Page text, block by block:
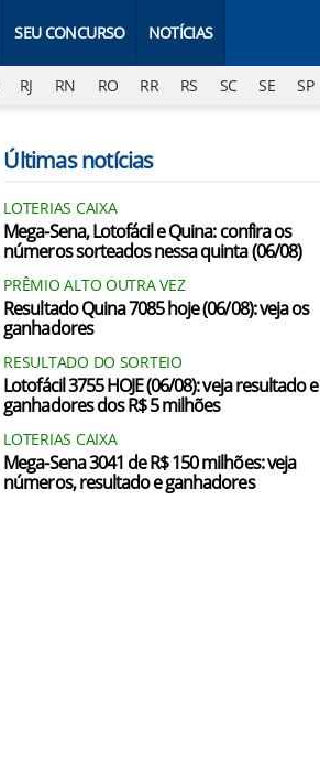
SEU CONCURSO NOTÍCIAS
RJ RN RO RR RS SC SE SP
Últimas notícias
LOTERIAS CAIXA
Mega-Sena, Lotofácil e Quina: confira os
números sorteados nessa quinta (06/08)
PRÊMIO ALTO OUTRA VEZ
Resultado Quina 7085 hoje (06/08): veja os
ganhadores
RESULTADO DO SORTEIO
Lotofácil 3755 HOJE (06/08): veja resultado e
ganhadores dos R$ 5 milhões
LOTERIAS CAIXA
Mega-Sena 3041 de R$ 150 milhões: veja
números, resultado e ganhadores